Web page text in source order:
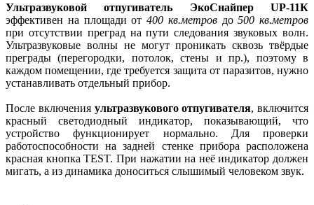
Ультразвуковой отпугиватель
ЭкоСнайпер UP-11К
эффективен на площади от 400 кв.метровдо500 кв.метров
при отсутствии преград на пути следования звуковых волн.
Ультразвуковые волны не могут проникать сквозь твёрдые
преграды (перегородки, потолок, стены и пр.), поэтому в
каждом помещении, где требуется защита от паразитов, нужно
устанавливать отдельный прибор.
После включения ультразвукового отпугивателя, включится
красный светодиодный индикатор, показывающий, что
устройство функционирует нормально. Для проверки
работоспособности на задней стенке прибора расположена
красная кнопка TEST. При нажатии на неё индикатор должен
мигать, а из динамика доноситься слышимый человеком звук.